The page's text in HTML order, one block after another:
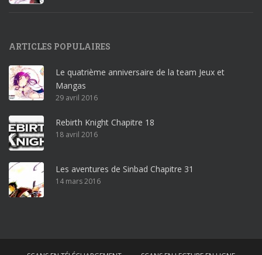
1
r
o
ff
i
c
e
3
r
ARTICLES POPULAIRES
Le quatrième anniversaire de la team Jeux et
Mangas
29 avril 2016
Rebirth Knight Chapitre 18
18 avril 2016
Les aventures de Sinbad Chapitre 31
14 mars 2016